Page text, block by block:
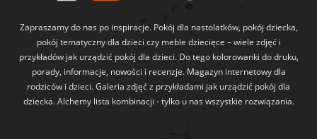
Zapraszamy do nas po inspiracje. Pokój dla nastolatków, pokój dziecka,
pokój tematyczny dla dzieci czy meble dziecięce – wiele zdjęć i
przykładów jak urządzić pokój dla dzieci. Do tego kolorowanki do druku,
porady, informacje, nowości i recenzje. Magazyn internetowy dla
rodziców i dzieci. Galeria zdjęć z przykładami jak urządzić pokój dla
dziecka. Alchemy lista kombinacji - tylko u nas wszystkie rozwiązania.